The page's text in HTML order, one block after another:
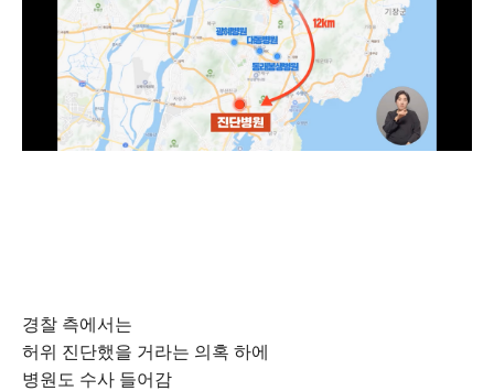
경찰 측에서는
허위 진단했을 거라는 의혹 하에
병원도 수사 들어감